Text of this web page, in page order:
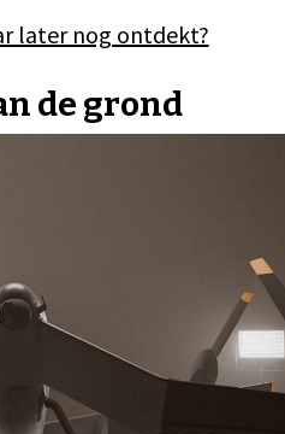
later nog ontdekt?
de grond